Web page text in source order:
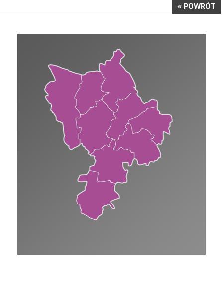
« POWRÓT